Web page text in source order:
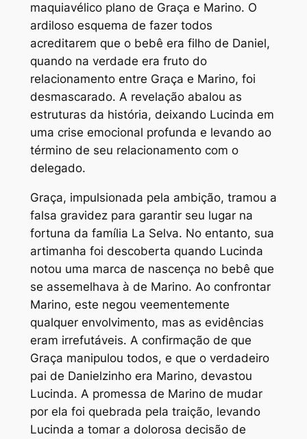
maquiavélico plano de Graça e Marino. O
ardiloso esquema de fazer todos
acreditarem que o bebê era filho de Daniel,
quando na verdade era fruto do
relacionamento entre Graça e Marino, foi
desmascarado. A revelação abalou as
estruturas da história, deixando Lucinda em
uma crise emocional profunda e levando ao
término de seu relacionamento com o
delegado.
Graça, impulsionada pela ambição, tramou a
falsa gravidez para garantir seu lugar na
fortuna da família La Selva. No entanto, sua
artimanha foi descoberta quando Lucinda
notou uma marca de nascença no bebê que
se assemelhava à de Marino. Ao confrontar
Marino, este negou veementemente
qualquer envolvimento, mas as evidências
eram irrefutáveis. A confirmação de que
Graça manipulou todos, e que o verdadeiro
pai de Danielzinho era Marino, devastou
Lucinda. A promessa de Marino de mudar
por ela foi quebrada pela traição, levando
Lucinda a tomar a dolorosa decisão de